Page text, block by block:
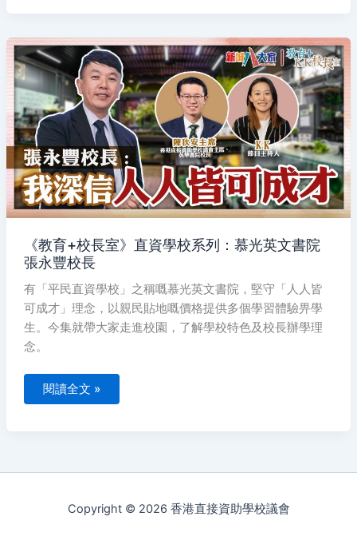
際
化
人
才
《教育+校長室》直資學校系列：慕光英文書院
張永豐校長
有「平民直資學校」之稱嘅慕光英文書院，堅守「人人皆
可成才」理念，以親民貼地嘅價格提供多個學習體驗畀學
生。今集就帶大家走進校園，了解學校特色及校長辦學理
念。
《教
育
+校
長
室》
直
資
學
校
列：
慕
光
英
文
書
院
永
豐
校
閱讀全文 »
Copyright © 2026 香港直接資助學校議會